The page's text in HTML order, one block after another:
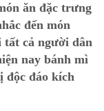
ăn đặc trưng
đến món
tất cả người dân
nay bánh mì
độc đáo kích